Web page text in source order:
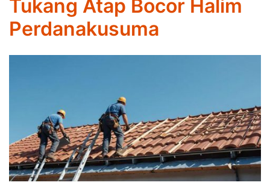
Tukang Atap Bocor Halim
Perdanakusuma